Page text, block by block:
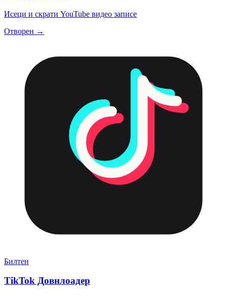
Исеци и скрати YouTube видео записе
Отворен →
Билтен
TikTok Довнлоадер